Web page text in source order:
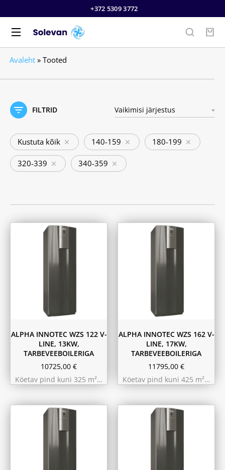
+372 5309 3772
Avaleht » Tooted
FILTRID
Kustuta kõik 140-159 180-199
320-339 340-359
ALPHA INNOTEC WZS 122 V-
LINE, 13KW,
TARBEVEEBOILERIGA
10725,00 €
Köetav pind kuni 325 m²…
ALPHA INNOTEC WZS 162 V-
LINE, 17KW,
TARBEVEEBOILERIGA
11795,00 €
Köetav pind kuni 425 m²…